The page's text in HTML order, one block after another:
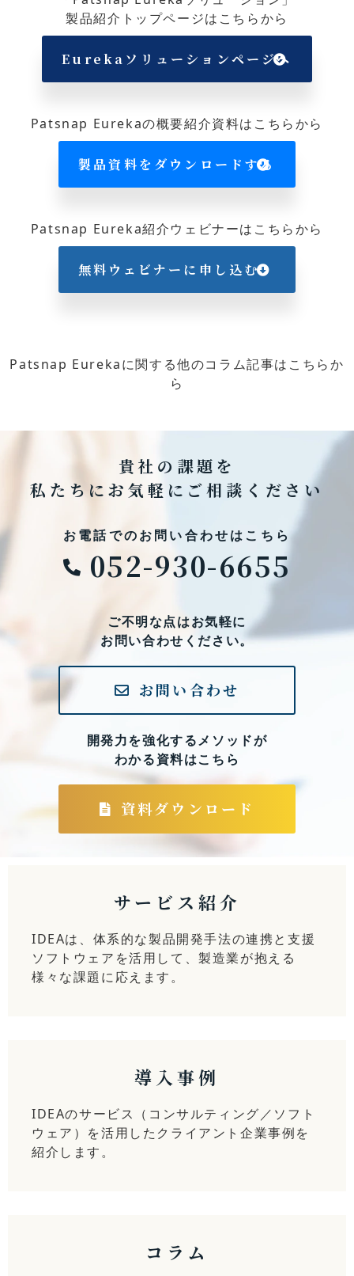
製品紹介トップページはこちらから
Eurekaソリューションページへ
Patsnap Eurekaの概要紹介資料はこちらから
製品資料をダウンロードする
Patsnap Eureka紹介ウェビナーはこちらから
無料ウェビナーに申し込む
Patsnap Eurekaに関する他のコラム記事はこちらか
ら
貴社の課題を
私たちにお気軽にご相談ください
お電話でのお問い合わせはこちら
052-930-6655
ご不明な点はお気軽に
お問い合わせください。
お問い合わせ
開発力を強化するメソッドが
わかる資料はこちら
資料ダウンロード
サービス紹介
IDEAは、体系的な製品開発手法の連携と支援
ソフトウェアを活用して、製造業が抱える
様々な課題に応えます。
導入事例
IDEAのサービス（コンサルティング／ソフト
ウェア）を活用したクライアント企業事例を
紹介します。
コラム